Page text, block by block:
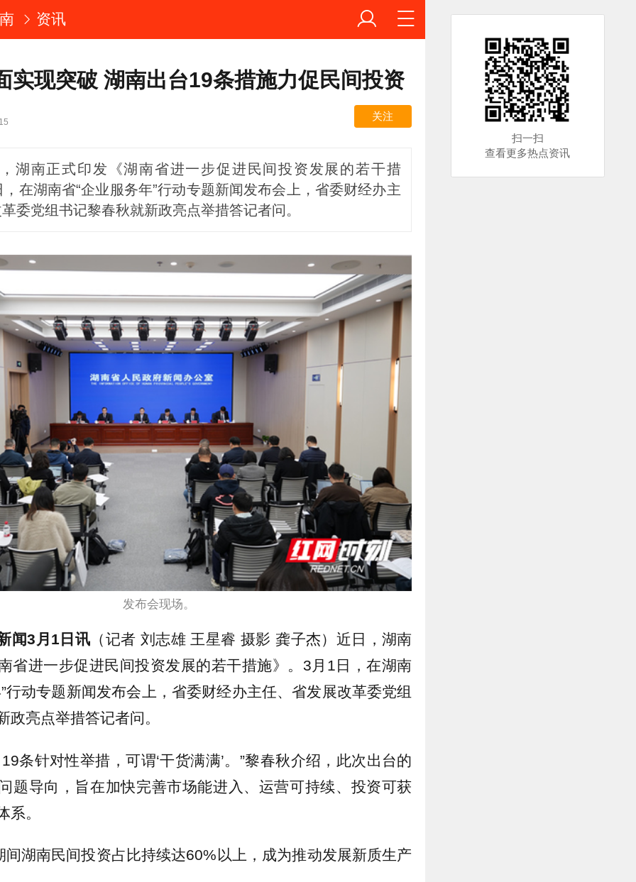
资讯
实现突破 湖南出台19条措施力促民间投资
关注
湖南正式印发《湖南省进一步促进民间投资发展的若干措
在湖南省“企业服务年”行动专题新闻发布会上，省委财经办主
委党组书记黎春秋就新政亮点举措答记者问。
发布会现场。
闻3月1日讯 （记者 刘志雄 王星睿 摄影 龚子杰）近日，湖南
省进一步促进民间投资发展的若干措施》。3月1日，在湖南
行动专题新闻发布会上，省委财经办主任、省发展改革委党组
政亮点举措答记者问。
条针对性举措，可谓‘干货满满’。”黎春秋介绍，此次出台的
题导向，旨在加快完善市场能进入、运营可持续、投资可获
系。
间湖南民间投资占比持续达60%以上，成为推动发展新质生产
扫一扫
查看更多热点资讯